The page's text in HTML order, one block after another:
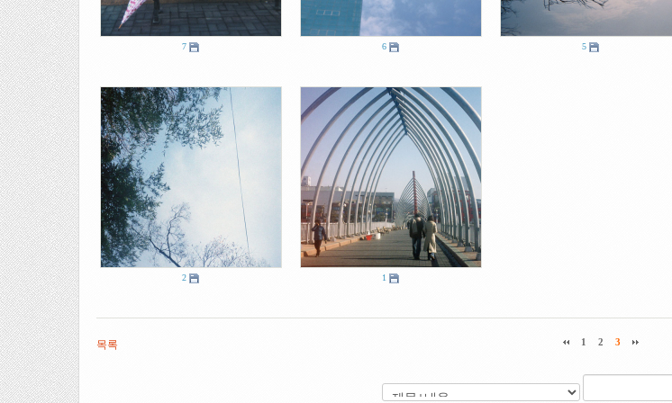
7 6 5
2 1
목록 1 2 3